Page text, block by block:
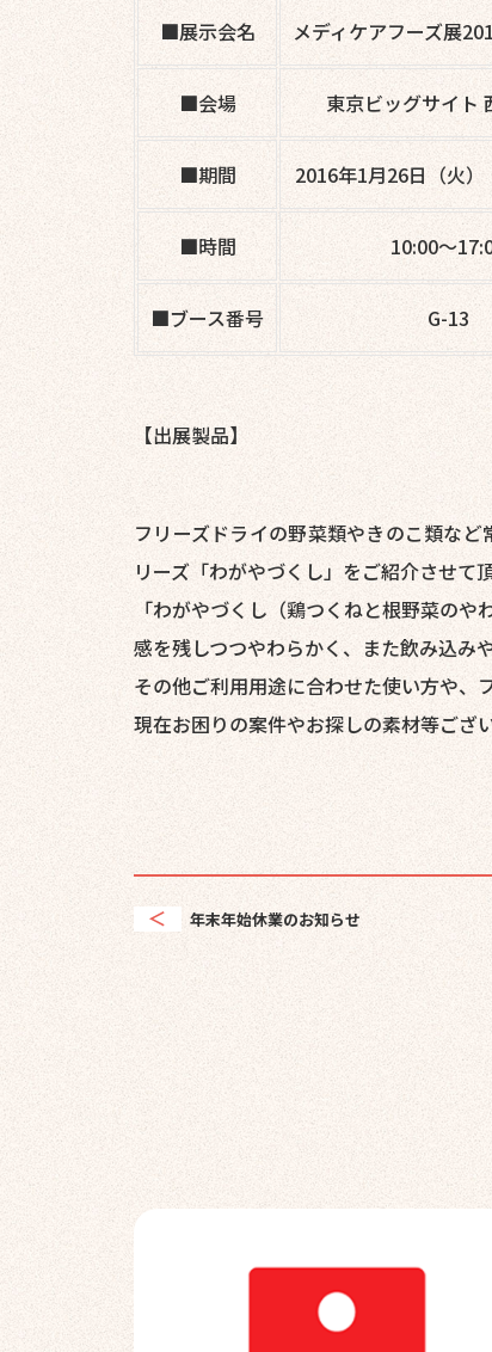
■展示会名 メディケアフーズ展
■会場 東京ビッグサイト
■期間 2016年1月26日（火）
■時間 10:00～
■ブース番号 G-13
【出展製品】
フリーズドライの野菜類やきのこ類な
リーズ「わがやづくし」をご紹介させて頂
「わがやづくし（鶏つくねと根野菜の
感を残しつつやわらかく、また飲み込み
その他ご利用用途に合わせた使い方や、
現在お困りの案件やお探しの素材等ござ
年末年始休業のお知らせ